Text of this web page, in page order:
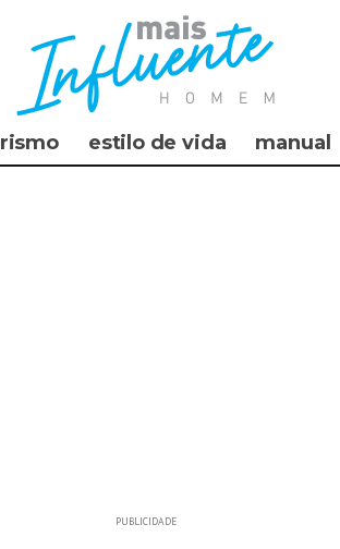
estilo de vida manual
PUBLICIDADE